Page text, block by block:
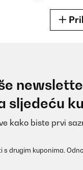
Eindruck und
sljedeću
kako biste prvi
s drugim kuponima.